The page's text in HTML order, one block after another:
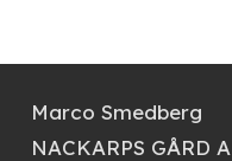
Marco Smedberg
NACKARPS GÅRD